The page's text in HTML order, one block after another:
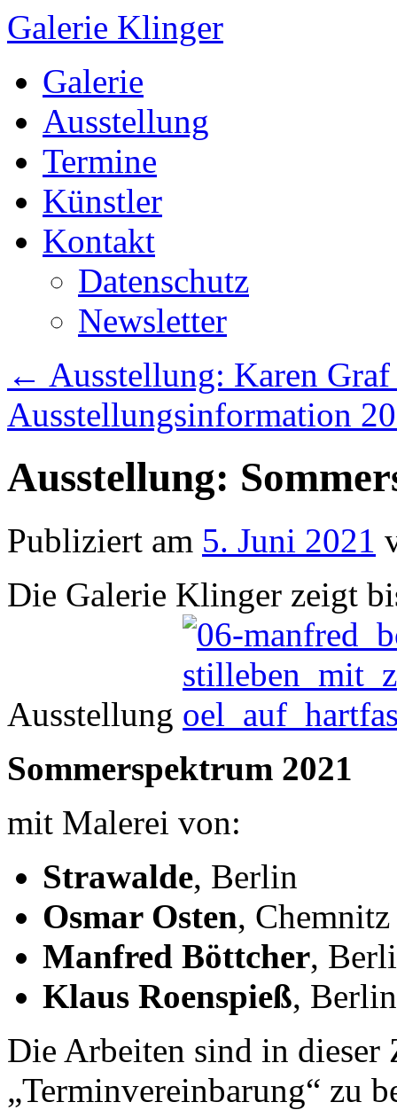
Galerie Klinger
Springe
zum
Galerie
Ausstellung
Termine
Künstler
Kontakt
Datenschutz
Newsletter
← Ausstellung: Karen
Ausstellungsinformation
Ausstellung:
Publiziert am 5. Juni 2021
Die Galerie Klinger zeigt
Ausstellung
Sommerspektrum 2021
mit Malerei von:
Strawalde, Berlin
Osmar Osten, Chemnitz
Manfred Böttcher,
Klaus Roenspieß,
Die Arbeiten sind in dieser
„Terminvereinbarung“ zu